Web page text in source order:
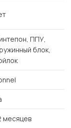
ППУ,
блок,
месяцев